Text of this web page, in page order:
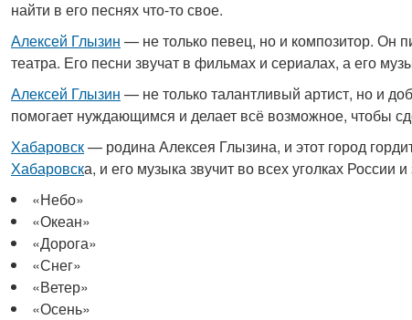
найти в его песнях что-то свое.
Алексей Глызин — не только певец, но и композитор. Он
театра. Его песни звучат в фильмах и сериалах, а его
Алексей Глызин — не только талантливый артист, но и
помогает нуждающимся и делает всё возможное, чтобы
Хабаровск— родина Алексея Глызина, и этот город
Хабаровска, и его музыка звучит во всех уголках России
«Небо»
«Океан»
«Дорога»
«Снег»
«Ветер»
«Осень»